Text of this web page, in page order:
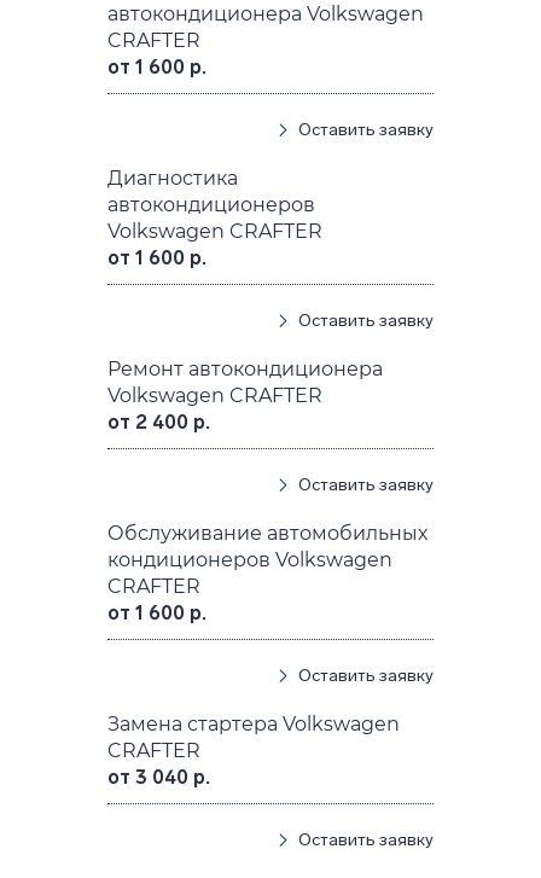
автокондиционера Volkswagen
CRAFTER
от 1 600 р.
Оставить заявку
Диагностика
автокондиционеров
Volkswagen CRAFTER
от 1 600 р.
Оставить заявку
Ремонт автокондиционера
Volkswagen CRAFTER
от 2 400 р.
Оставить заявку
Обслуживание автомобильных
кондиционеров Volkswagen
CRAFTER
от 1 600 р.
Оставить заявку
Замена стартера Volkswagen
CRAFTER
от 3 040 р.
Оставить заявку